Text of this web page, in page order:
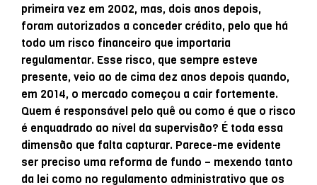
primeira vez em 2002, mas, dois anos depois,
foram autorizados a conceder crédito, pelo que há
todo um risco financeiro que importaria
regulamentar. Esse risco, que sempre esteve
presente, veio ao de cima dez anos depois quando,
em 2014, o mercado começou a cair fortemente.
Quem é responsável pelo quê ou como é que o risco
é enquadrado ao nível da supervisão? É toda essa
dimensão que falta capturar. Parece-me evidente
ser preciso uma reforma de fundo – mexendo tanto
da lei como no regulamento administrativo que os